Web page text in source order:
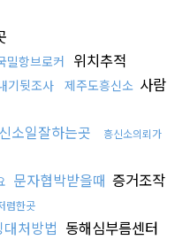
밀항브로커 위치추적
기뒷조사 제주도흥신소 사람
소일잘하는곳
흥신소의뢰가
문자협박받을때 증거조작
렴한곳
처방법 동해심부름센터